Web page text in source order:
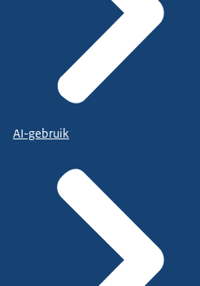
AI-gebruik